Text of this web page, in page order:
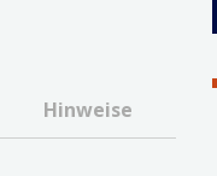
Hinweise